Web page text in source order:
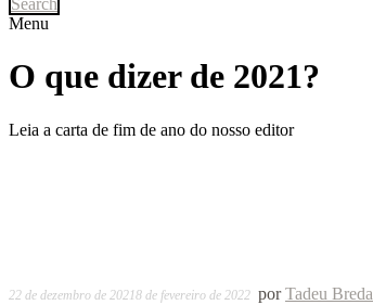
Menu
O que dizer de 2021?
Leia a carta de fim de ano do nosso editor
22 de dezembro de 20218 de fevereiro de 2022 porTadeu Breda